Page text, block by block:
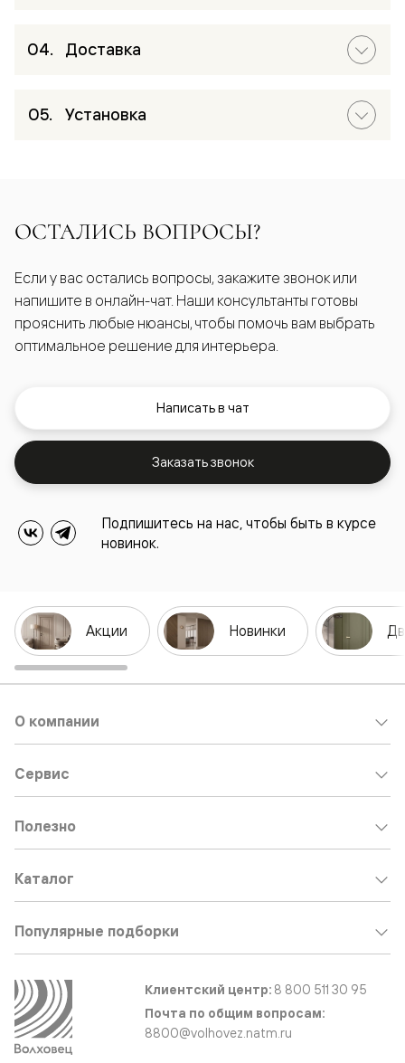
Доставка
Установка
ОСТАЛИСЬ ВОПРОСЫ?
Если у вас остались вопросы, закажите звонок или
напишите в онлайн-чат. Наши консультанты готовы
прояснить любые нюансы, чтобы помочь вам выбрать
оптимальное решение для интерьера.
Написать в чат
Заказать звонок
Подпишитесь на нас, чтобы быть в курсе
новинок.
Акции Новинки
О компании
Сервис
Полезно
Каталог
Популярные подборки
Клиентский центр: 8 800 511 30 95
Почта по общим вопросам:
8800@volhovez.natm.ru